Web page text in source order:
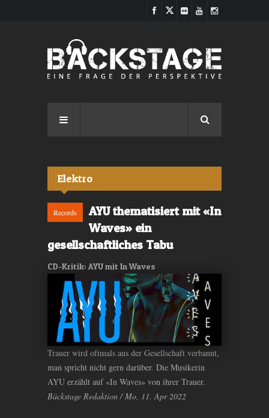
Elektro
Records
AYU thematisiert mit «In
Waves» ein
gesellschaftliches Tabu
CD-Kritik: AYU mit In Waves
Trauer wird oftmals aus der Gesellschaft verbannt,
man spricht nicht gern darüber. Die Musikerin
AYU erzählt auf «In Waves» von ihrer Trauer.
Bäckstage Redaktion / Mo, 11. Apr 2022